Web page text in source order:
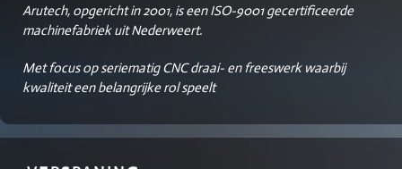
Arutech, opgericht in 2001, is een ISO-9001 gecertificeerde
machinefabriek uit Nederweert.
Met focus op seriematig CNC draai- en freeswerk waarbij
kwaliteit een belangrijke rol speelt